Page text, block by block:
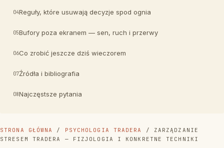
Reguły, które usuwają decyzje spod ognia
Bufory poza ekranem — sen, ruch i przerwy
Co zrobić jeszcze dziś wieczorem
Źródła i bibliografia
Najczęstsze pytania
STRONA GŁÓWNA / PSYCHOLOGIA TRADERA
/ ZARZĄDZANIE
STRESEM TRADERA — FIZJOLOGIA I KONKRETNE TECHNIKI